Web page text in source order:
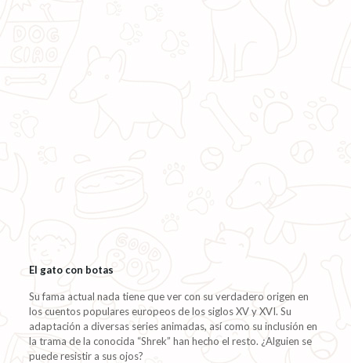
El gato con botas
Su fama actual nada tiene que ver con su verdadero origen en
los cuentos populares europeos de los siglos XV y XVI. Su
adaptación a diversas series animadas, así como su inclusión en
la trama de la conocida “Shrek” han hecho el resto. ¿Alguien se
puede resistir a sus ojos?